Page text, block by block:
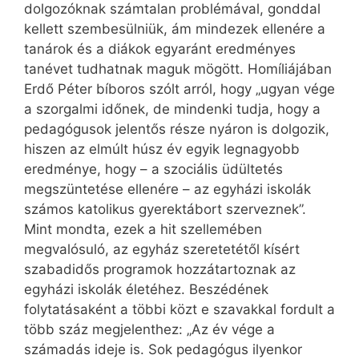
dolgozóknak számtalan problémával, gonddal
kellett szembesülniük, ám mindezek ellenére a
tanárok és a diákok egyaránt eredményes
tanévet tudhatnak maguk mögött. Homíliájában
Erdő Péter bíboros szólt arról, hogy „ugyan vége
a szorgalmi időnek, de mindenki tudja, hogy a
pedagógusok jelentős része nyáron is dolgozik,
hiszen az elmúlt húsz év egyik legnagyobb
eredménye, hogy – a szociális üdültetés
megszüntetése ellenére – az egyházi iskolák
számos katolikus gyerektábort szerveznek”.
Mint mondta, ezek a hit szellemében
megvalósuló, az egyház szeretetétől kísért
szabadidős programok hozzátartoznak az
egyházi iskolák életéhez. Beszédének
folytatásaként a többi közt e szavakkal fordult a
több száz megjelenthez: „Az év vége a
számadás ideje is. Sok pedagógus ilyenkor